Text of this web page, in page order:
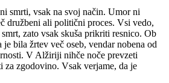
smrti, vsak na svoj način. Umor ni
družbeni ali politični proces. Vsi vedo,
zato vsak skuša prikriti resnico. Ob
bila žrtev več oseb, vendar nobena od
V Alžiriji nihče noče prevzeti
za zgodovino. Vsak verjame, da je